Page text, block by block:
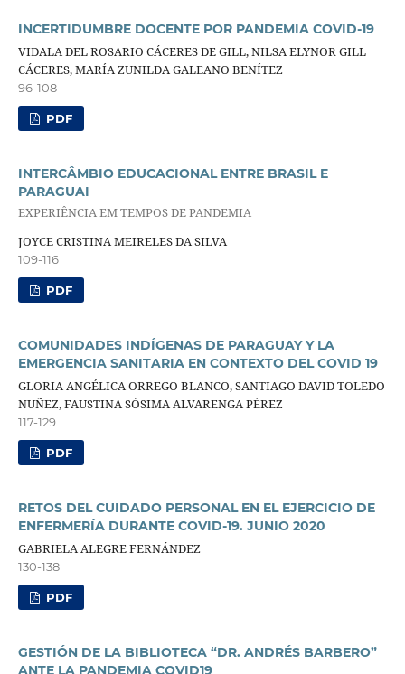
INCERTIDUMBRE DOCENTE POR PANDEMIA COVID-19
VIDALA DEL ROSARIO CÁCERES DE GILL, NILSA ELYNOR GILL
CÁCERES, MARÍA ZUNILDA GALEANO BENÍTEZ
96-108
PDF
INTERCÂMBIO EDUCACIONAL ENTRE BRASIL E
PARAGUAI
EXPERIÊNCIA EM TEMPOS DE PANDEMIA
JOYCE CRISTINA MEIRELES DA SILVA
109-116
PDF
COMUNIDADES INDÍGENAS DE PARAGUAY Y LA
EMERGENCIA SANITARIA EN CONTEXTO DEL COVID 19
GLORIA ANGÉLICA ORREGO BLANCO, SANTIAGO DAVID TOLEDO
NUÑEZ, FAUSTINA SÓSIMA ALVARENGA PÉREZ
117-129
PDF
RETOS DEL CUIDADO PERSONAL EN EL EJERCICIO DE
ENFERMERÍA DURANTE COVID-19. JUNIO 2020
GABRIELA ALEGRE FERNÁNDEZ
130-138
PDF
GESTIÓN DE LA BIBLIOTECA “DR. ANDRÉS BARBERO”
ANTE LA PANDEMIA COVID19